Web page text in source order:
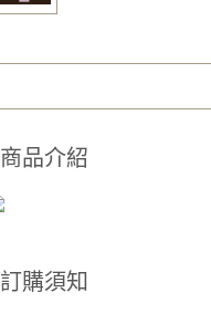
商品介紹
訂購須知